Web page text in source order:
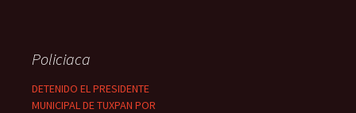
Policiaca
DETENIDO EL PRESIDENTE
MUNICIPAL DE TUXPAN POR